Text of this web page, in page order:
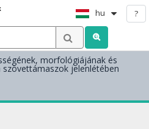
hu ?
morfológiájának és
jelenlétében